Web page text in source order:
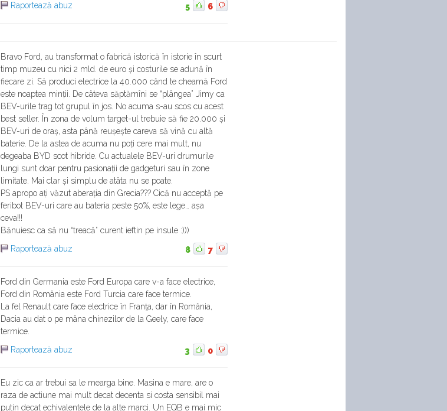
Raportează abuz
5 6
Bravo Ford, au transformat o fabrică istorică în istorie în scurt
timp muzeu cu nici 2 mld. de euro și costurile se adună în
fiecare zi. Să produci electrice la 40.000 când te cheamă Ford
este noaptea minții. De câteva săptămîni se “plângea” Jimy ca
BEV-urile trag tot grupul în jos. No acuma s-au scos cu acest
best seller. În zona de volum target-ul trebuie să fie 20.000 și
BEV-uri de oraș, asta până reușește careva să vină cu altă
baterie. De la astea de acuma nu poți cere mai mult, nu
degeaba BYD scot hibride. Cu actualele BEV-uri drumurile
lungi sunt doar pentru pasionații de gadgeturi sau în zone
limitate. Mai clar și simplu de atâta nu se poate.
PS apropo ați văzut aberația din Grecia??? Cică nu acceptă pe
feribot BEV-uri care au bateria peste 50%, este lege… așa
ceva!!!
Bănuiesc ca să nu “treacă” curent ieftin pe insule :)))
Raportează abuz
8 7
Ford din Germania este Ford Europa care v-a face electrice,
Ford din România este Ford Turcia care face termice.
La fel Renault care face electrice în Franţa, dar în România,
Dacia au dat o pe mâna chinezilor de la Geely, care face
termice.
Raportează abuz
3 0
Eu zic ca ar trebui sa le mearga bine. Masina e mare, are o
raza de actiune mai mult decat decenta si costa sensibil mai
putin decat echivalentele de la alte marci. Un EQB e mai mic